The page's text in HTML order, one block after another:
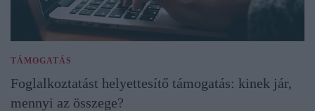
TÁMOGATÁS
Foglalkoztatást helyettesítő támogatás: kinek jár,
mennyi az összege?